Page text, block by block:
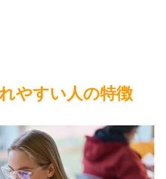
やすい人の特徴